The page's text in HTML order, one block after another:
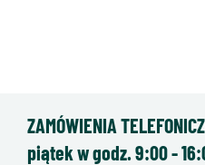
ZAMÓWIENIA
piątek w godz. 9:00 -